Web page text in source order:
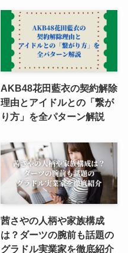
AKB48花田藍衣の契約解除
理由とアイドルとの「繋が
り方」を全パターン解説
茜さやの人柄や家族構成
は？ダーツの腕前も話題の
グラドル実業家を徹底紹介